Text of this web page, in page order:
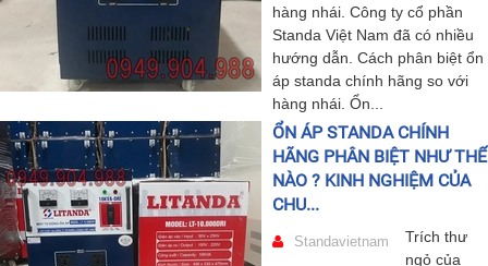
hàng nhái. Công ty cổ phần
Standa Việt Nam đã có nhiều
hướng dẫn. Cách phân biệt ổn
áp standa chính hãng so với
hàng nhái. Ổn...
ỔN ÁP STANDA CHÍNH
HÃNG PHÂN BIỆT NHƯ THẾ
NÀO ? KINH NGHIỆM CỦA
CHU...
Standavietnam
Trích thư
ngỏ của